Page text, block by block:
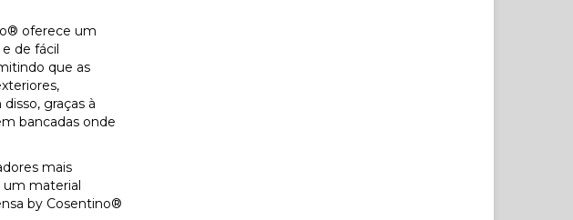
oferece um
de fácil
que as
graças à
bancadas onde
mais
um material
by Cosentino®